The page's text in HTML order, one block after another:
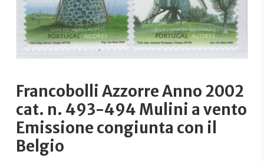
Francobolli Azzorre Anno 2002
cat. n. 493-494 Mulini a vento
Emissione congiunta con il
Belgio